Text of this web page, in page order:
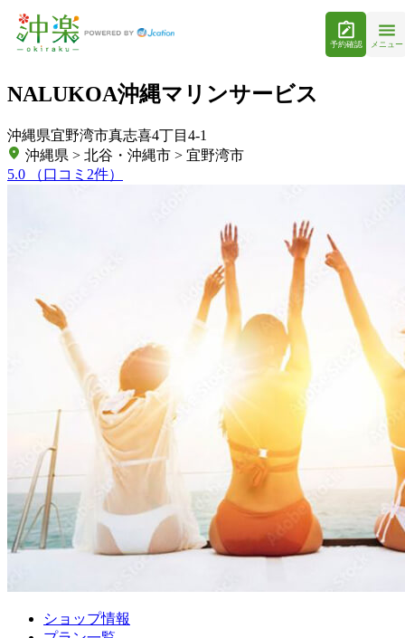
予約確認 メニュー
NALUKOA沖縄マリンサービス
沖縄県宜野湾市真志喜4丁目4‐1
沖縄県 > 北谷・沖縄市 > 宜野湾市
5.0
（口コミ2件）
ショップ情報